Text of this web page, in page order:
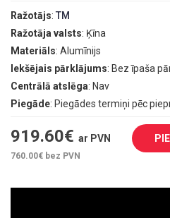
Ražotājs: TM
Ražotāja valsts: Ķīna
Materiāls: Alumīnijs
Iekšējais pārklājums: Bez īpaša
Centrālā atslēga: Nav
Piegāde: Piegādes termiņi pēc
919.60€ ar PVN
760.00€ bez PVN